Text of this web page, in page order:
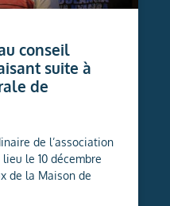
conseil
suite à
de
de l’association
le 10 décembre
de la Maison de